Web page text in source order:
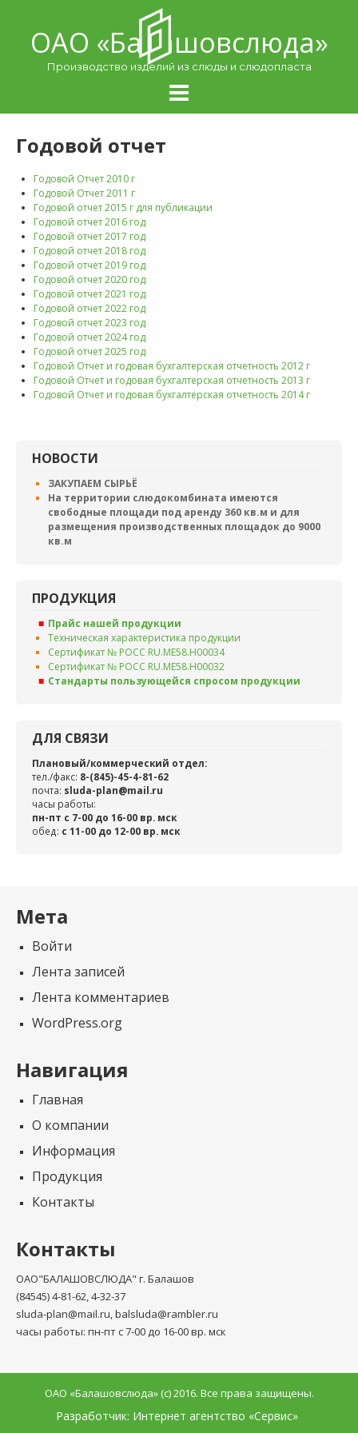
contentОАО «Балашовcлюда»
Производство изделий из слюды и слюдопласта
Годовой отчет
Годовой Отчет 2010 г
Годовой Отчет 2011 г
Годовой отчет 2015 г для публикации
Годовой отчет 2016 год
Годовой отчет 2017 год
Годовой отчет 2018 год
Годовой отчет 2019 год
Годовой отчет 2020 год
Годовой отчет 2021 год
Годовой отчет 2022 год
Годовой отчет 2023 год
Годовой отчет 2024 год
Годовой отчет 2025 год
Годовой Отчет и годовая бухгалтерская отчетность 2012 г
Годовой Отчет и годовая бухгалтерская отчетность 2013 г
Годовой Отчет и годовая бухгалтерская отчетность 2014 г
НОВОСТИ
ЗАКУПАЕМ СЫРЬЁ
На территории слюдокомбината имеются
свободные площади под аренду 360 кв.м и для
размещения производственных площадок до 9000
кв.м
ПРОДУКЦИЯ
Прайс нашей продукции
Техническая характеристика продукции
Сертификат № РОСС RU.ME58.H00034
Сертификат № РОСС RU.ME58.H00032
Стандарты пользующейся спросом продукции
ДЛЯ СВЯЗИ
Плановый/коммерческий отдел:
тел./факс: 8-(845)-45-4-81-62
почта: sluda-plan@mail.ru
часы работы:
пн-пт с 7-00 до 16-00 вр. мск
обед: c 11-00 до 12-00 вр. мск
Мета
Войти
Лента записей
Лента комментариев
WordPress.org
Навигация
Главная
О компании
Информация
Продукция
Контакты
Контакты
ОАО"БАЛАШОВСЛЮДА" г. Балашов
(84545) 4-81-62, 4-32-37
sluda-plan@mail.ru, balsluda@rambler.ru
часы работы: пн-пт с 7-00 до 16-00 вр. мск
ОАО «Балашовcлюда» (с) 2016. Все права защищены.
Разработчик: Интернет агентство «Сервис»